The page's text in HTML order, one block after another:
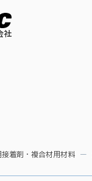
社
着剤・複合材用材料